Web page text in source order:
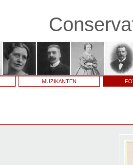
MUZIKANTEN